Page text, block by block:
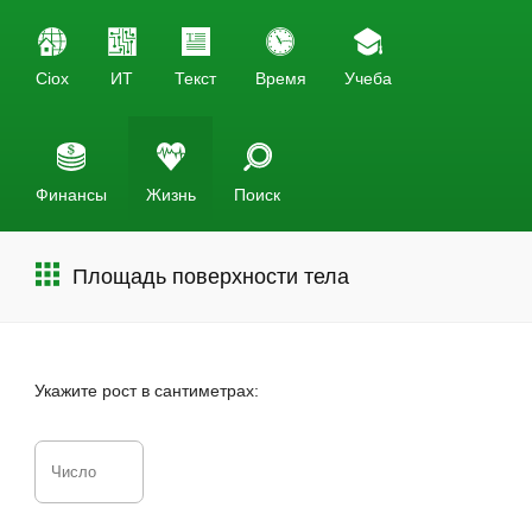
Ciox ИТ Текст Время Учеба
Финансы Жизнь Поиск
Площадь поверхности тела
Укажите рост в сантиметрах: